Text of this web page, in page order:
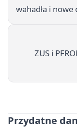
wahadła i nowe
ZUS i
Przydatne